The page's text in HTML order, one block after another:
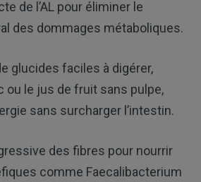
de l’AL pour éliminer le
des dommages métaboliques.
glucides faciles à digérer,
ou le jus de fruit sans pulpe,
sans surcharger l’intestin.
des fibres pour nourrir
comme Faecalibacterium